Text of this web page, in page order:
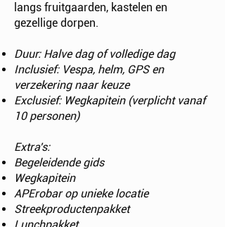
langs fruitgaarden, kastelen en
gezellige dorpen.
Duur: Halve dag of volledige dag
Inclusief: Vespa, helm, GPS en
verzekering naar keuze
Exclusief: Wegkapitein (verplicht vanaf
10 personen)
Extra's:
Begeleidende gids
Wegkapitein
APErobar op unieke locatie
Streekproductenpakket